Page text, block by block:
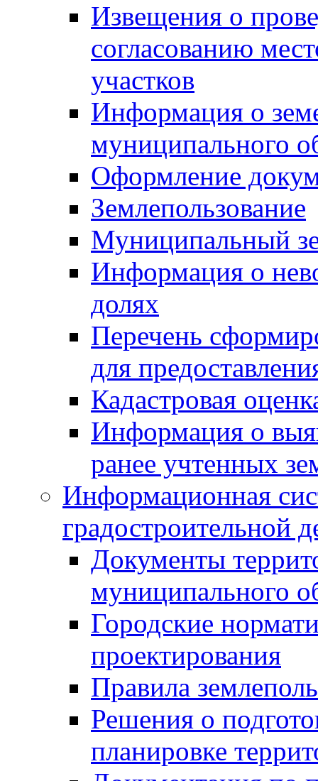
Извещения о
согласованию
участков
Информация о
муниципального
Оформление
Землепользование
Муниципальный
Информация о
долях
Перечень
для
Кадастровая
Информация о
ранее учтенных
Информационная
градостроительной
Документы
муниципального
Городские
проектирования
Правила
Решения о
планировке